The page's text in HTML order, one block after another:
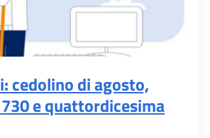
cedolino di agosto,
e quattordicesima